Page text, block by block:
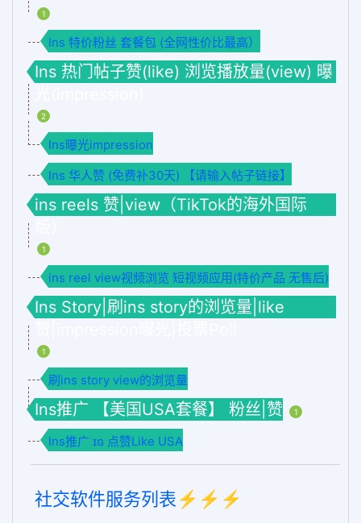
1
Ins 特价粉丝 套餐包 (全网性价比最高）
Ins 热门帖子赞(like) 浏览播放量(view) 曝
2
Ins曝光impression
Ins 华人赞 (免费补30天) 【请输入帖子链接】
ins reels 赞|view（TikTok的海外国际
1
ins reel view视频浏览 短视频应用(特价产品 无售后)
Ins Story|刷ins story的浏览量|like
1
刷ins story view的浏览量
Ins推广 【美国USA套餐】 粉丝|赞 1
Ins推广 ɪɢ 点赞Like USA
社交软件服务列表⚡️⚡️⚡️